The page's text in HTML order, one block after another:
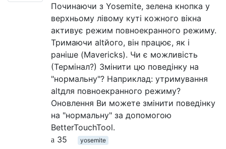
Починаючи з Yosemite, зелена кнопка у
верхньому лівому куті кожного вікна
активує режим повноекранного режиму.
Тримаючи altйого, він працює, як і
раніше (Mavericks). Чи є можливість
(Термінал?) Змінити цю поведінку на
"нормальну"? Наприклад: утримування
altдля повноекранного режиму?
Оновлення Ви можете змінити поведінку
на "нормальну" за допомогою
BetterTouchTool.
35
yosemite